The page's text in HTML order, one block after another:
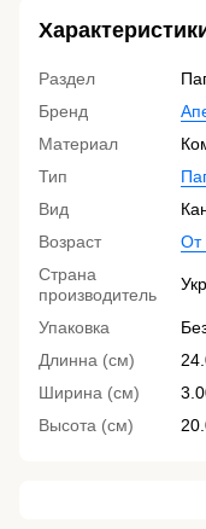
Раздел
Бренд
Материал
Тип
Вид
Возраст
От
Страна
производитель
Упаковка
Длинна (см)
Ширина (см)
Высота (см)